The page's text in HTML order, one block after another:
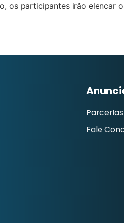
os participantes irão elencar
Parcerias
Fale